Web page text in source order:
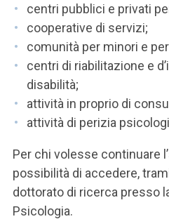
centri pubblici e privati
cooperative di servizi;
comunità per minori e
centri di riabilitazione e
disabilità;
attività in proprio di
attività di perizia
Per chi volesse continuare
possibilità di accedere,
dottorato di ricerca presso
Psicologia.